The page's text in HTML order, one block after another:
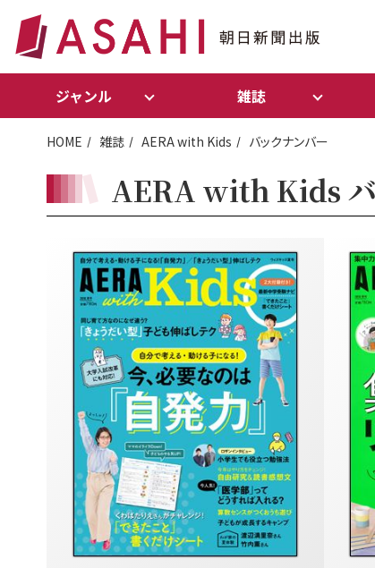
ジャンル 雑誌
HOME 雑誌 AERA with Kids バックナンバー
AERA with Kids バ